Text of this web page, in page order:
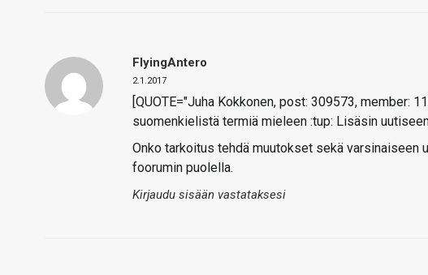
FlyingAntero
2.1.2017
[QUOTE="Juha Kokkonen, post: 309573, member:
suomenkielistä termiä mieleen :tup: Lisäsin
Onko tarkoitus tehdä muutokset sekä varsinaiseen
foorumin puolella.
Kirjaudu sisään vastataksesi